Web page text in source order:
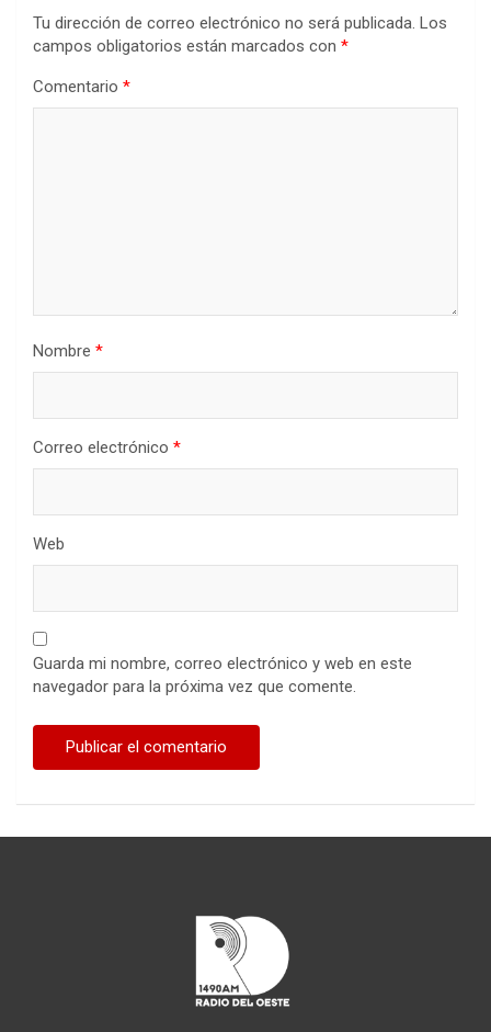
Tu dirección de correo electrónico no será publicada. Los
campos obligatorios están marcados con *
Comentario *
Nombre *
Correo electrónico *
Web
Guarda mi nombre, correo electrónico y web en este
navegador para la próxima vez que comente.